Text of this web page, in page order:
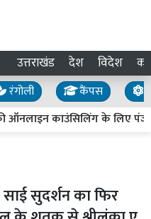
उत्तराखंड देश विदेश
रंगोली कैंपस
ऑनलाइन काउंसिलिंग के लिए
साई सुदर्शन का फिर